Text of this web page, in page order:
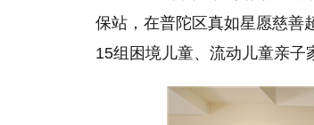
保站，在普陀区真如星愿慈善
15组困境儿童、流动儿童亲子